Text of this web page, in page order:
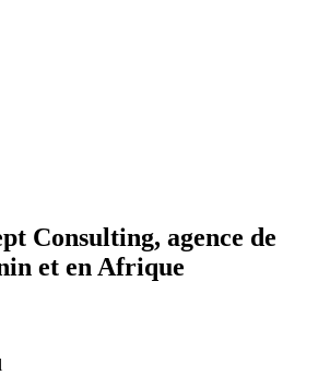
Consulting, agence de
et en Afrique